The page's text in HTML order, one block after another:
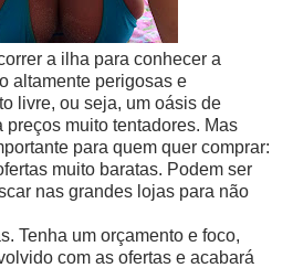
a ilha para conhecer a
altamente perigosas e
livre, ou seja, um oásis de
preços muito tentadores. Mas
para quem quer comprar:
muito baratas. Podem ser
nas grandes lojas para não
Tenha um orçamento e foco,
com as ofertas e acabará